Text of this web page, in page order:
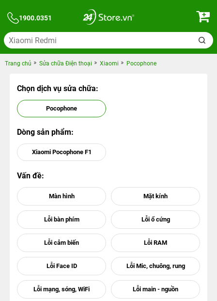
1900.0351
Trang chủ Sửa chữa Điện thoại Xiaomi Pocophone
Chọn dịch vụ sửa chữa:
Pocophone
Dòng sản phẩm:
Xiaomi Pocophone F1
Vấn đề: